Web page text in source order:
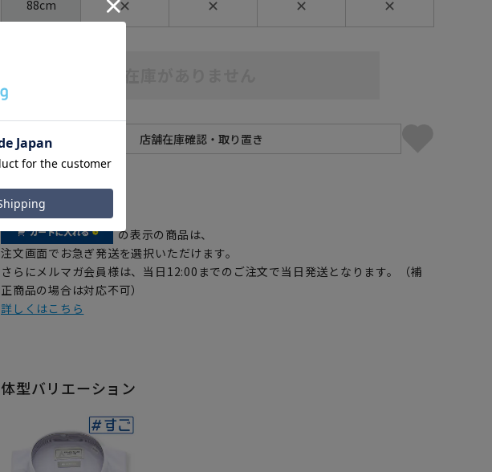
88cm ✕ ✕ ✕ ✕
【 アイコンについて】
の表示の商品は、
注文画面でお急ぎ発送を選択いただけます。
さらにメルマガ会員様は、当日12:00までのご注文で当日発送となります。（補
正商品の場合は対応不可）
詳しくはこちら
体型バリエーション